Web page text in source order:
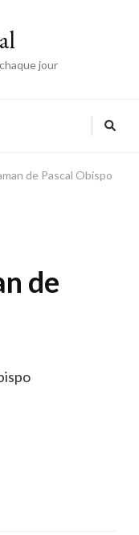
jour
de Pascal Obispo
de